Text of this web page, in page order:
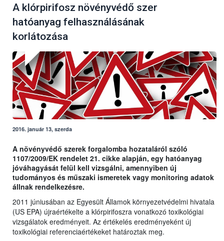
A klórpirifosz növényvédő szer
hatóanyag felhasználásának
korlátozása
2016. január 13, szerda
A növényvédő szerek forgalomba hozataláról szóló
1107/2009/EK rendelet 21. cikke alapján, egy hatóanyag
jóváhagyását felül kell vizsgálni, amennyiben új
tudományos és műszaki ismeretek vagy monitoring adatok
állnak rendelkezésre.
2011 júniusában az Egyesült Államok környezetvédelmi hivatala
(US EPA) újraértékelte a klórpirifoszra vonatkozó toxikológiai
vizsgálatok eredményeit. Az értékelés eredményeként új
toxikológiai referenciaértékeket határoztak meg.